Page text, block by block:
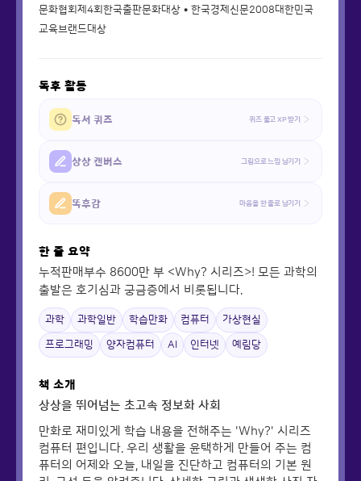
문화협회제4회한국출판문화대상 • 한국경제신문2008대한민국
교육브랜드대상
독후 활동
독서 퀴즈 퀴즈 풀고 XP 받기
상상 캔버스 그림으로 느낌 남기기
똑후감 마음을 한 줄로 남기기
한 줄 요약
누적판매부수 8600만 부 <Why? 시리즈>! 모든 과학의
출발은 호기심과 궁금증에서 비롯됩니다.
과학 과학일반 학습만화 컴퓨터 가상현실
프로그래밍 양자컴퓨터 AI 인터넷 예림당
책 소개
상상을 뛰어넘는 초고속 정보화 사회
만화로 재미있게 학습 내용을 전해주는 'Why?' 시리즈
컴퓨터 편입니다. 우리 생활을 윤택하게 만들어 주는 컴
퓨터의 어제와 오늘, 내일을 진단하고 컴퓨터의 기본 원